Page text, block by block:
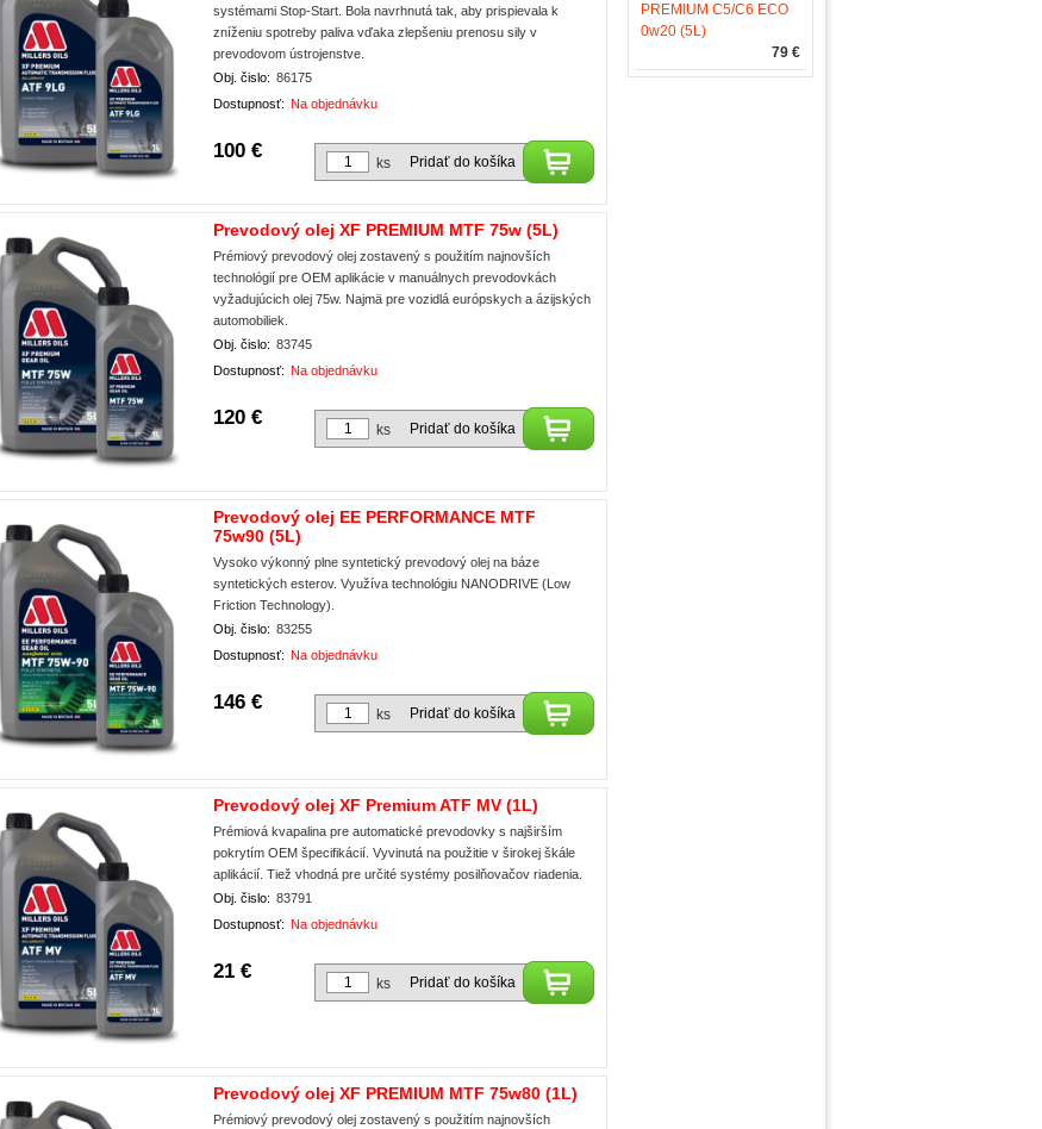
systémami Stop-Start. Bola navrhnutá tak, aby prispievala k
zníženiu spotreby paliva vďaka zlepšeniu prenosu sily v
prevodovom ústrojenstve.
Obj. čislo: 86175
Dostupnosť: Na objednávku
100 € Pridať do košíka
ks
Prevodový olej XF PREMIUM MTF 75w (5L)
Prémiový prevodový olej zostavený s použitím najnovších
technológií pre OEM aplikácie v manuálnych prevodovkách
vyžadujúcich olej 75w. Najmä pre vozidlá európskych a ázijských
automobiliek.
Obj. čislo: 83745
Dostupnosť: Na objednávku
120 € Pridať do košíka
ks
Prevodový olej EE PERFORMANCE MTF
75w90 (5L)
Vysoko výkonný plne syntetický prevodový olej na báze
syntetických esterov. Využíva technológiu NANODRIVE (Low
Friction Technology).
Obj. čislo: 83255
Dostupnosť: Na objednávku
146 € Pridať do košíka
ks
Prevodový olej XF Premium ATF MV (1L)
Prémiová kvapalina pre automatické prevodovky s najširším
pokrytím OEM špecifikácií. Vyvinutá na použitie v širokej škále
aplikácií. Tiež vhodná pre určité systémy posilňovačov riadenia.
Obj. čislo: 83791
Dostupnosť: Na objednávku
21 € Pridať do košíka
ks
Prevodový olej XF PREMIUM MTF 75w80 (1L)
Prémiový prevodový olej zostavený s použitím najnovších
PREMIUM C5/C6 ECO
0w20 (5L)
79 €